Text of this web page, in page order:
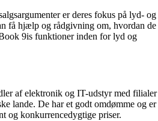
er deres fokus på lyd- og
få hjælp og rådgivning om, hvordan de
9is funktioner inden for lyd og
af elektronik og IT-udstyr med filialer
lande. De har et godt omdømme og er
og konkurrencedygtige priser.